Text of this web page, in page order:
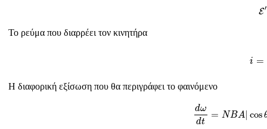
E′
Το ρεύμα που διαρρέει τον κινητήρα
i =
Η διαφορική εξίσωση που θα περιγράφει το φαινόμενο
dω
dt
= NBA| cos